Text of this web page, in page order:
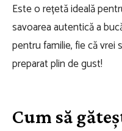
Este o rețetă ideală
savoarea autentică a
pentru familie, fie că vrei
preparat plin de gust!
Cum să